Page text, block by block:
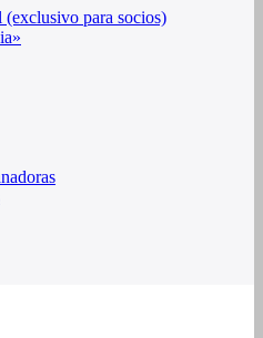
para socios)